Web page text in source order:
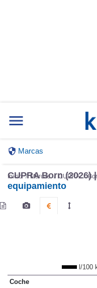
Marcas
Inicio Marcas CUPRA
CUPRA Born (2026)
equipamiento
l/100
Coche